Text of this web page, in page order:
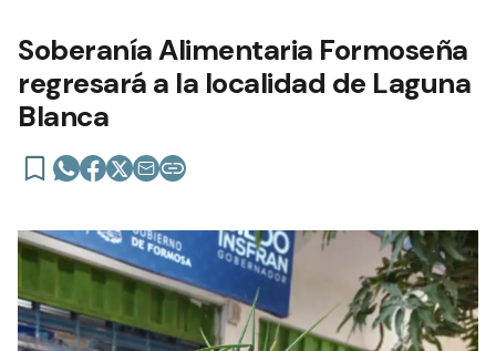
Soberanía Alimentaria Formoseña
regresará a la localidad de Laguna
Blanca